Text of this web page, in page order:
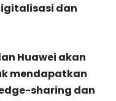
dan
Huawei akan
mendapatkan
sharing dan